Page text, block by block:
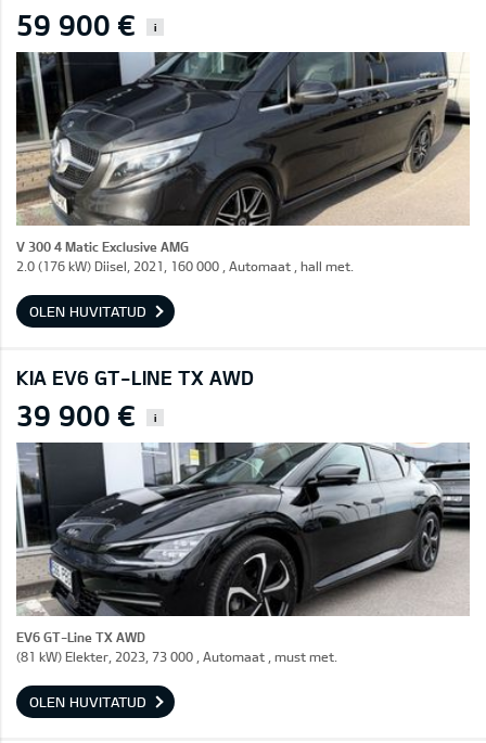
59 900 € i
V 300 4 Matic Exclusive AMG
2.0 (176 kW) Diisel, 2021, 160 000 , Automaat , hall met.
OLEN HUVITATUD
KIA EV6 GT-LINE TX AWD
39 900 € i
EV6 GT-Line TX AWD
(81 kW) Elekter, 2023, 73 000 , Automaat , must met.
OLEN HUVITATUD